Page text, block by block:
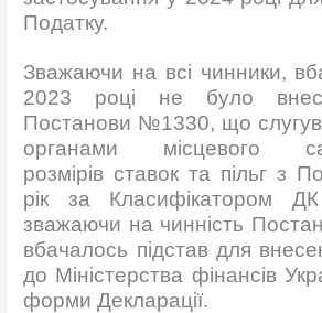
Податку.
Зважаючи на всі чинники,
2023 році не було
Постанови №1330, що
органами місцевого
розмірів ставок та пільг з
рік за Класифікатором
зважаючи на чинність
вбачалось підстав для
до Міністерства фінансів
форми Декларації.